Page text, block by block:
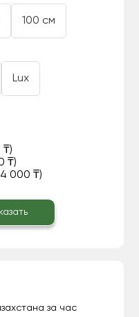
100 см
Lux
₸)
₸)
000 ₸)
за час